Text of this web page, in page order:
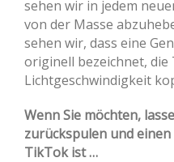
sehen wir in jedem
von der Masse
sehen wir, dass eine
originell bezeichnet, die
Lichtgeschwindigkeit
Wenn Sie möchten,
zurückspulen und
TikTok ist …